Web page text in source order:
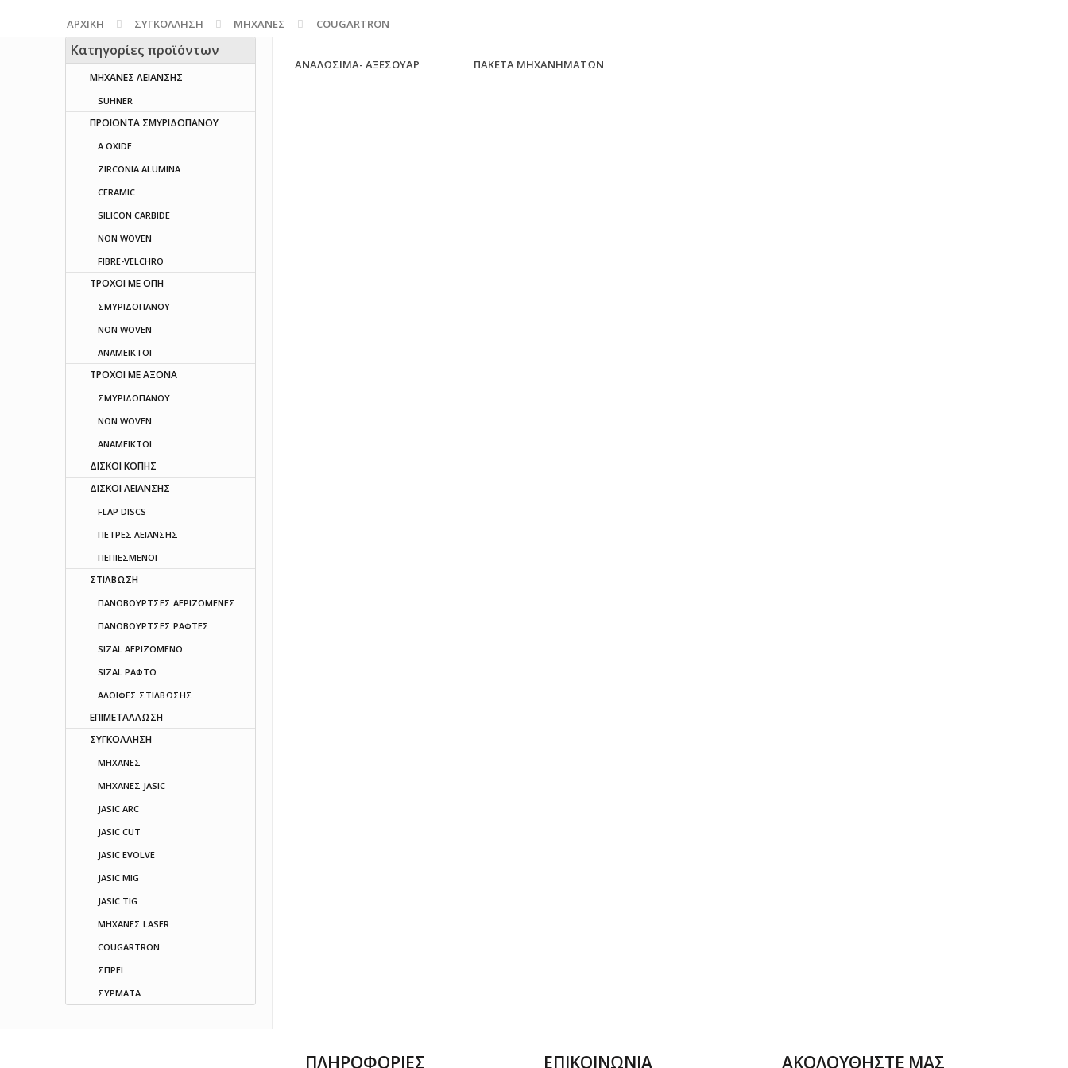
ΑΡΧΙΚΉ ΣΥΓΚΟΛΛΗΣΗ ΜΗΧΑΝΕΣ COUGARTRON
ΑΝΑΛΩΣΙΜΑ- ΑΞΕΣΟΥΑΡ ΠΑΚΕΤΑ ΜΗΧΑΝΗΜΑΤΩΝ
Κατηγορίες προϊόντων
ΜΗΧΑΝΕΣ ΛΕΙΑΝΣΗΣ
SUHNER
ΠΡΟΙΟΝΤΑ ΣΜΥΡΙΔΟΠΑΝΟΥ
A.OXIDE
ZIRCONIA ALUMINA
CERAMIC
SILICON CARBIDE
NON WOVEN
FIBRE-VELCHRO
ΤΡΟΧΟΙ ΜΕ ΟΠΗ
ΣΜΥΡΙΔΟΠΑΝΟΥ
NON WOVEN
ΑΝΑΜΕΙΚΤΟΙ
ΤΡΟΧΟΙ ΜΕ ΑΞΟΝΑ
ΣΜΥΡΙΔΟΠΑΝΟΥ
NON WOVEN
ΑΝΑΜΕΙΚΤΟΙ
ΔΙΣΚΟΙ ΚΟΠΗΣ
ΔΙΣΚΟΙ ΛΕΙΑΝΣΗΣ
FLAP DISCS
ΠΕΤΡΕΣ ΛΕΙΑΝΣΗΣ
ΠΕΠΙΕΣΜΕΝΟΙ
ΣΤΙΛΒΩΣΗ
ΠΑΝΟΒΟΥΡΤΣΕΣ ΑΕΡΙΖΟΜΕΝΕΣ
ΠΑΝΟΒΟΥΡΤΣΕΣ ΡΑΦΤΕΣ
SIZAL ΑΕΡΙΖΟΜΕΝΟ
SIZAL ΡΑΦΤΟ
ΑΛΟΙΦΕΣ ΣΤΙΛΒΩΣΗΣ
ΕΠΙΜΕΤΑΛΛΩΣΗ
ΣΥΓΚΟΛΛΗΣΗ
ΜΗΧΑΝΕΣ
ΜΗΧΑΝΕΣ JASIC
JASIC ARC
JASIC CUT
JASIC EVOLVE
JASIC MIG
JASIC TIG
ΜΗΧΑΝΕΣ LASER
COUGARTRON
ΣΠΡΕΙ
ΣΥΡΜΑΤΑ
ΠΛΗΡΟΦΟΡΙΕΣ ΕΠΙΚΟΙΝΩΝΙΑ ΑΚΟΛΟΥΘΗΣΤΕ ΜΑΣ